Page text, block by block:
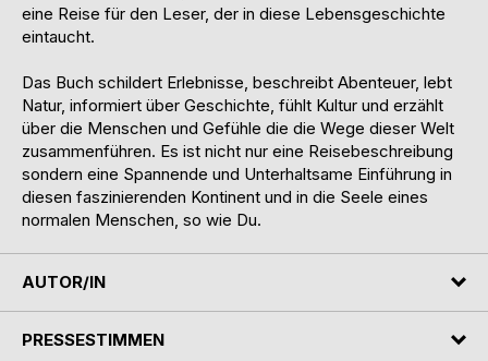
eine Reise für den Leser, der in diese Lebensgeschichte
eintaucht.
Das Buch schildert Erlebnisse, beschreibt Abenteuer, lebt
Natur, informiert über Geschichte, fühlt Kultur und erzählt
über die Menschen und Gefühle die die Wege dieser Welt
zusammenführen. Es ist nicht nur eine Reisebeschreibung
sondern eine Spannende und Unterhaltsame Einführung in
diesen faszinierenden Kontinent und in die Seele eines
normalen Menschen, so wie Du.
AUTOR/IN
PRESSESTIMMEN